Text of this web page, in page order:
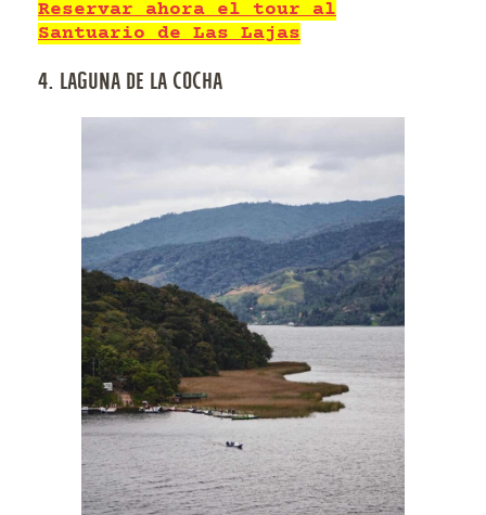
Reservar ahora el tour al
Santuario de Las Lajas
4. LAGUNA DE LA COCHA